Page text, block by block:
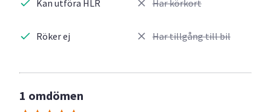
Kan utföra HLR
Röker ej
Har körkort
Har tillgång till bil
1 omdömen